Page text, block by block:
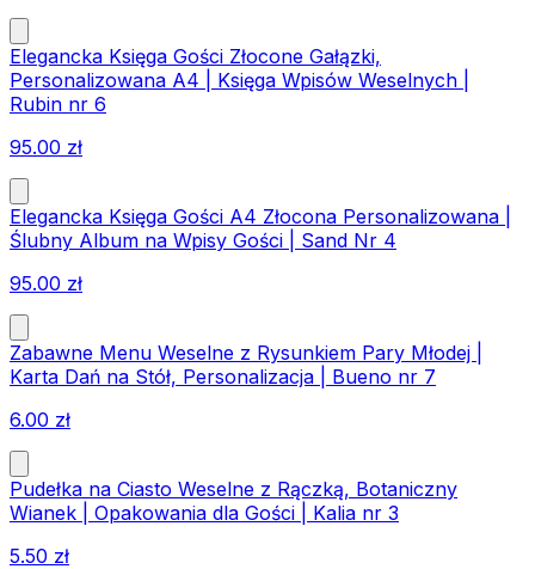
Elegancka Księga Gości Złocone Gałązki,
Personalizowana A4 | Księga Wpisów Weselnych |
Rubin nr 6
95.00 zł
Elegancka Księga Gości A4 Złocona Personalizowana |
Ślubny Album na Wpisy Gości | Sand Nr 4
95.00 zł
Zabawne Menu Weselne z Rysunkiem Pary Młodej |
Karta Dań na Stół, Personalizacja | Bueno nr 7
6.00 zł
Pudełka na Ciasto Weselne z Rączką, Botaniczny
Wianek | Opakowania dla Gości | Kalia nr 3
5.50 zł